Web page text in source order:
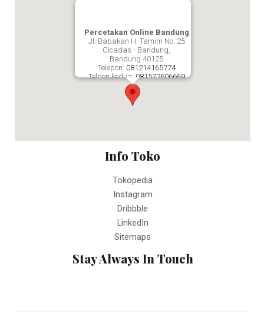
Percetakan Online Bandung
Jl. Babakan H. Tamim No. 25
Cicadas - Bandung,
Bandung 40125
Telepon: 081214165774
Telpon kedua: 081572606669
Percetakan Online Bandung
Info Toko
Tokopedia
Instagram
Dribbble
LinkedIn
Sitemaps
Stay Always In Touch